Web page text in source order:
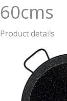
60cms
Product details